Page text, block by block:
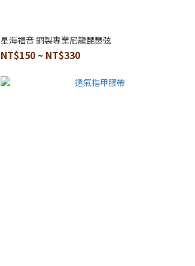
星海福音 銅製專業尼龍琵琶弦
NT$150 ~ NT$330